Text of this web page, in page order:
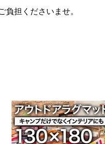
担くださいませ。